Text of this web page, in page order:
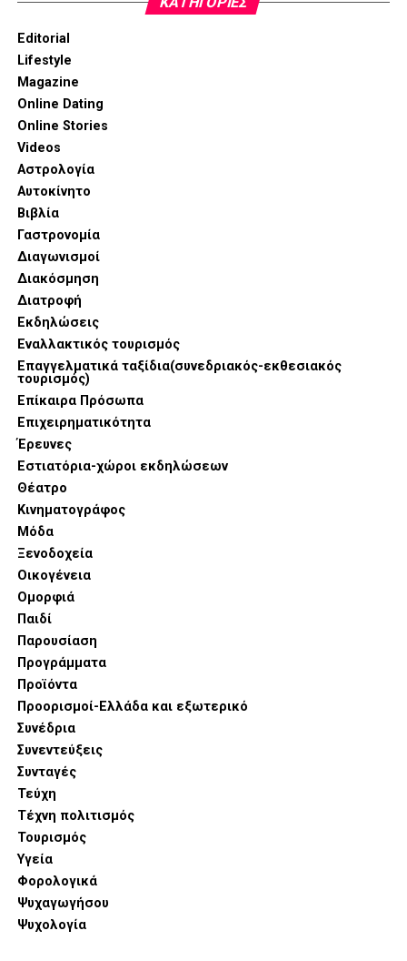
Editorial
Lifestyle
Magazine
Online Dating
Online Stories
Videos
Αστρολογία
Αυτοκίνητο
Βιβλία
Γαστρονομία
Διαγωνισμοί
Διακόσμηση
Διατροφή
Εκδηλώσεις
Εναλλακτικός τουρισμός
Επαγγελματικά ταξίδια(συνεδριακός-εκθεσιακός
τουρισμός)
Επίκαιρα Πρόσωπα
Επιχειρηματικότητα
Έρευνες
Εστιατόρια-χώροι εκδηλώσεων
Θέατρο
Κινηματογράφος
Μόδα
Ξενοδοχεία
Οικογένεια
Ομορφιά
Παιδί
Παρουσίαση
Προγράμματα
Προϊόντα
Προορισμοί-Ελλάδα και εξωτερικό
Συνέδρια
Συνεντεύξεις
Συνταγές
Τεύχη
Τέχνη πολιτισμός
Τουρισμός
Υγεία
Φορολογικά
Ψυχαγωγήσου
Ψυχολογία